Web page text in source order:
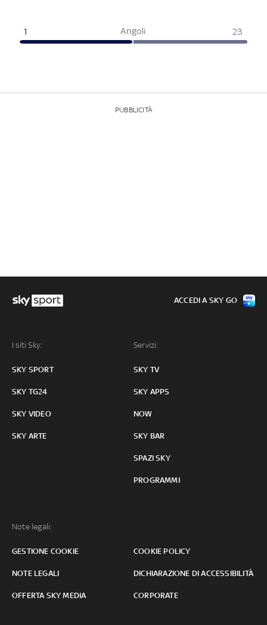
Angoli
1 23
PUBBLICITÀ
I siti Sky:
SKY SPORT
SKY TG24
SKY VIDEO
SKY ARTE
Servizi:
SKY TV
SKY APPS
NOW
SKY BAR
SPAZI SKY
PROGRAMMI
Note legali:
GESTIONE COOKIE COOKIE POLICY
NOTE LEGALI DICHIARAZIONE DI ACCESSIBILITÀ
OFFERTA SKY MEDIA CORPORATE
ACCEDI A SKY GO